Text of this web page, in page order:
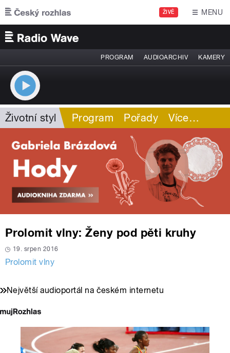
Přejít k hlavnímu obsahu
ŽIVĚ MENU
PROGRAM AUDIOARCHIV KAMERY
Životní styl Program Pořady Více…
Prolomit vlny: Ženy pod pěti kruhy
19. srpen 2016
Prolomit vlny
Největší audioportál na českém internetu